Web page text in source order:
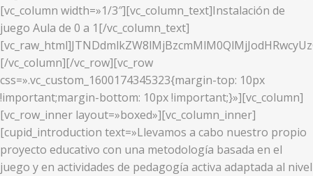
[vc_column width=»1/3″][vc_column_text]Instalación de
juego Aula de 0 a 1[/vc_column_text]
[/vc_column][/vc_row][vc_row
css=».vc_custom_1600174345323{margin-top: 10px
!important;margin-bottom: 10px !important;}»][vc_column]
[vc_row_inner layout=»boxed»][vc_column_inner]
[cupid_introduction text=»Llevamos a cabo nuestro propio
proyecto educativo con una metodología basada en el
juego y en actividades de pedagogía activa adaptada al nivel